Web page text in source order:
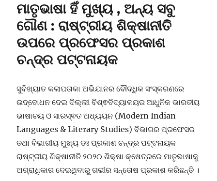
ମାତୃଭାଷା ହିଁ ମୁଖ୍ୟ , ଅନ୍ୟ ସବୁ
ଗୌଣ : ରାଷ୍ଟ୍ରୀୟ ଶିକ୍ଷାନୀତି
ଉପରେ ପ୍ରଫେସର ପ୍ରକାଶ
ଚନ୍ଦ୍ର ପଟ୍ଟନାୟକ
ସୁବିଖ୍ୟାତ କଳାପତାକା ଅଭିଯାନର ବୌଦ୍ଧିକ ସଂସ୍କରଣରେ
ଉଦ୍ବୋଧନ ଦେଇ ଦିଲ୍ଲୀ ବିଶ୍ଵବିଦ୍ୟାଳୟର ଆଧୁନିକ ଭାରତୀୟ
ଭାଷାଚୟ ଓ ସାରସ୍ଵତ ଅଧ୍ୟୟନ (Modern Indian
Languages & Literary Studies) ବିଭାଗର ପ୍ରଫେସର
ତଥା ବିଭାଗୀୟ ମୁଖ୍ୟ ଡଃ ପ୍ରକାଶ ଚନ୍ଦ୍ର ପଟ୍ଟନାୟକ
ରାଷ୍ଟ୍ରୀୟ ଶିକ୍ଷାନୀତି ୨୦୨୦ ଶିକ୍ଷା କ୍ଷେତ୍ରରେ ମାତୃଭାଷାକୁ
ଅଗ୍ରାଧିକାର ଦେଇଥିବାରୁ ଗଭୀର ସନ୍ତୋଷ ପ୍ରକାଶ କରିଛନ୍ତି ।